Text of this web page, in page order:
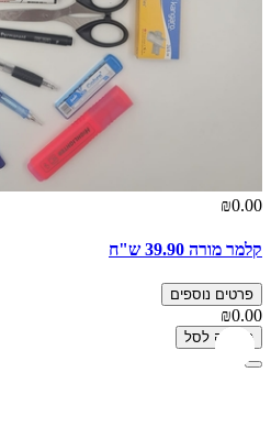
₪0.00
קלמר מורה 39.90 ש"ח
פרטים נוספים
₪0.00
הוספה לסל